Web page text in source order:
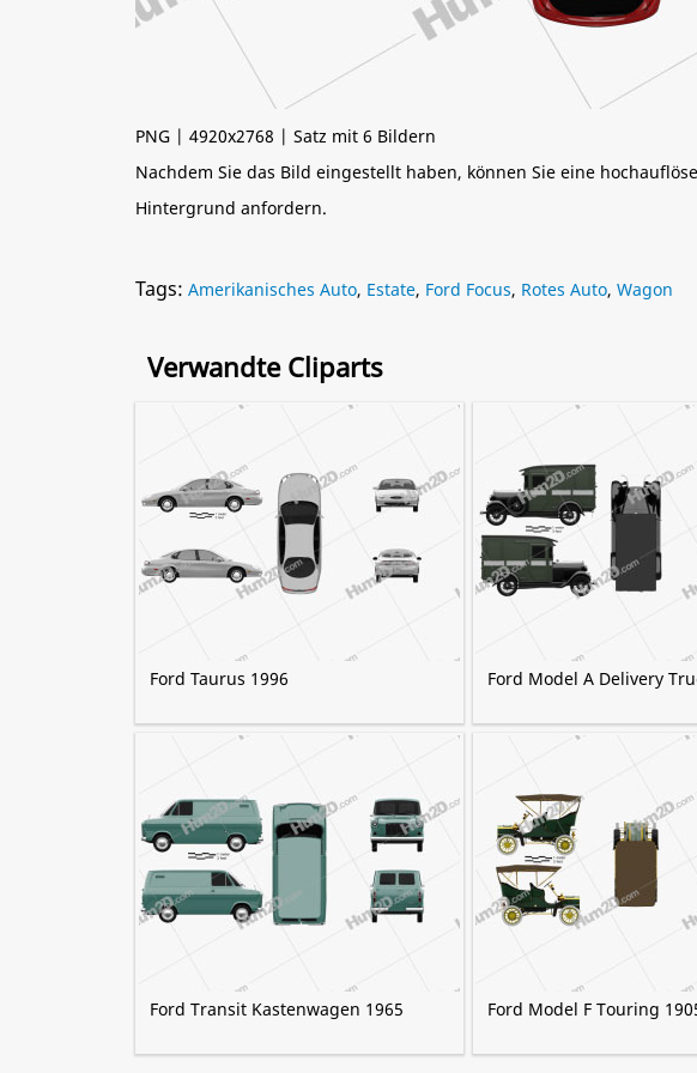
PNG | 4920x2768 | Satz mit 6 Bildern
Nachdem Sie das Bild eingestellt haben, können Sie eine
Hintergrund anfordern.
Tags: Amerikanisches Auto, Estate, Ford Focus, Rotes Auto, Wagon
Verwandte Cliparts
Ford Taurus 1996 Ford Model A Delivery
Ford Transit Kastenwagen 1965 Ford Model F Touring